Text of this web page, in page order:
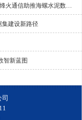
万兆智联丨固移融合锻造“万兆工厂”，安徽电信携手烽火通信助推海螺水泥数智化升级
集建设新路径
智新蓝图